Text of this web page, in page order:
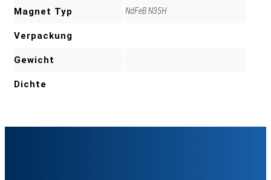
Magnet Typ NdFeB N35H
Verpackung
Gewicht
Dichte